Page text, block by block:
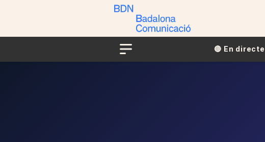
Menu
🔴​​ En directe